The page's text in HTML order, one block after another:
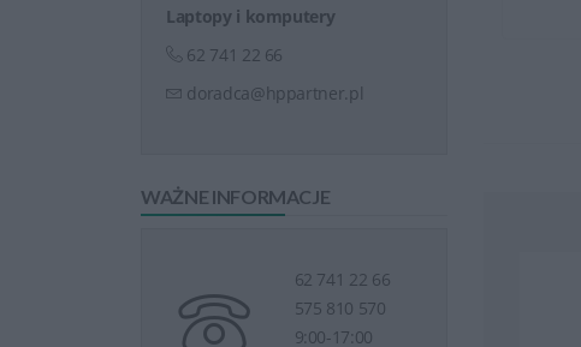
Laptopy i komputery
62 741 22 66
doradca@hppartner.pl
WAŻNE INFORMACJE
62 741 22 66
575 810 570
9:00-17:00